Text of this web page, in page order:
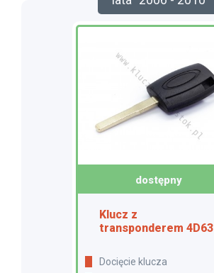
dostępny
Klucz z
transponderem 4D63
docięcie klucza